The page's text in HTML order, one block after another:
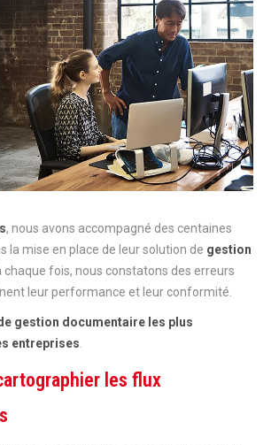
, nous avons accompagné des centaines
la mise en place de leur solution de gestion
à chaque fois, nous constatons des erreurs
leur performance et leur conformité.
gestion documentaire les plus
entreprises
les flux